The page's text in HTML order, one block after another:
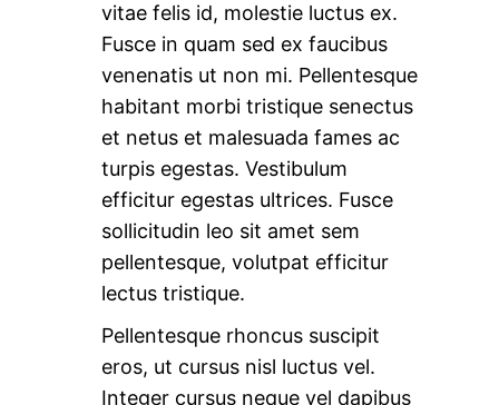
vitae felis id, molestie luctus ex.
Fusce in quam sed ex faucibus
venenatis ut non mi. Pellentesque
habitant morbi tristique senectus
et netus et malesuada fames ac
turpis egestas. Vestibulum
efficitur egestas ultrices. Fusce
sollicitudin leo sit amet sem
pellentesque, volutpat efficitur
lectus tristique.
Pellentesque rhoncus suscipit
eros, ut cursus nisl luctus vel.
Integer cursus neque vel dapibus